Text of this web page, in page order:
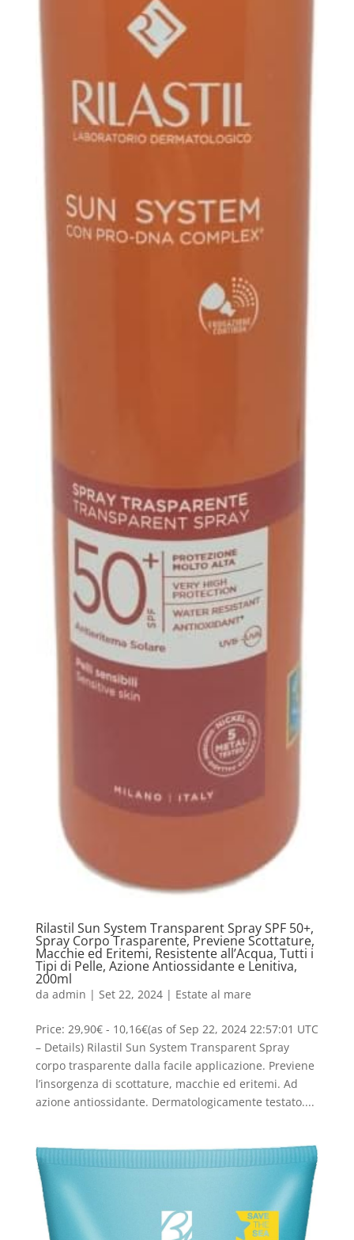
Rilastil Sun System Transparent Spray SPF 50+,
Spray Corpo Trasparente, Previene Scottature,
Macchie ed Eritemi, Resistente all’Acqua, Tutti i
Tipi di Pelle, Azione Antiossidante e Lenitiva,
200ml
da admin | Set 22, 2024| Estate al mare
Price: 29,90€ - 10,16€(as of Sep 22, 2024 22:57:01 UTC
– Details) Rilastil Sun System Transparent Spray
corpo trasparente dalla facile applicazione. Previene
l’insorgenza di scottature, macchie ed eritemi. Ad
azione antiossidante. Dermatologicamente testato....